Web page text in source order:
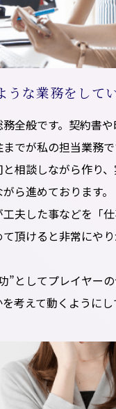
うな業務をして
全般です。契約書
でが私の担当業務
相談しながら作り
ら進めております。
夫した事などを「
頂けると非常にや
”としてプレイヤー
考えて動くようにし